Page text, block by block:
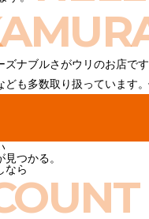
ズナブルさがウリのお店で
ども多数取り扱っています
つかる。
なら